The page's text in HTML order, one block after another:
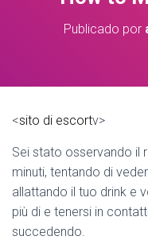
Publicado por
<sito di escortv>
Sei stato osservando il
minuti, tentando di
allattando il tuo drink e
più di e tenersi in
succedendo.